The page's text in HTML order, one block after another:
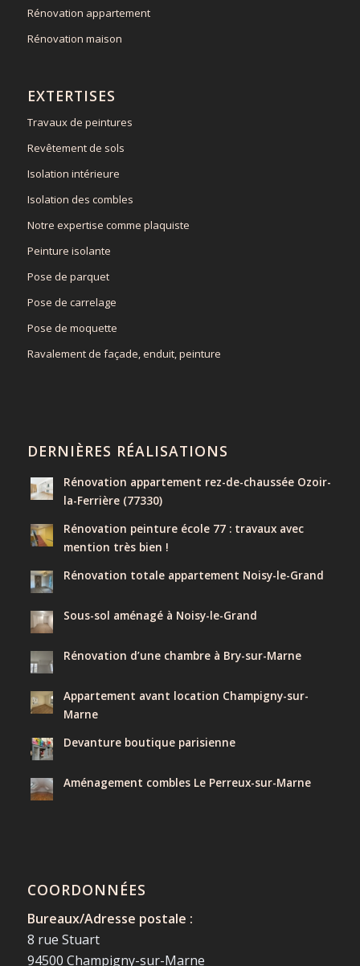
Rénovation appartement
Rénovation maison
EXTERTISES
Travaux de peintures
Revêtement de sols
Isolation intérieure
Isolation des combles
Notre expertise comme plaquiste
Peinture isolante
Pose de parquet
Pose de carrelage
Pose de moquette
Ravalement de façade, enduit, peinture
DERNIÈRES RÉALISATIONS
Rénovation appartement rez-de-chaussée Ozoir-
la-Ferrière (77330)
Rénovation peinture école 77 : travaux avec
mention très bien !
Rénovation totale appartement Noisy-le-Grand
Sous-sol aménagé à Noisy-le-Grand
Rénovation d’une chambre à Bry-sur-Marne
Appartement avant location Champigny-sur-
Marne
Devanture boutique parisienne
Aménagement combles Le Perreux-sur-Marne
COORDONNÉES
Bureaux/Adresse postale :
8 rue Stuart
94500 Champigny-sur-Marne